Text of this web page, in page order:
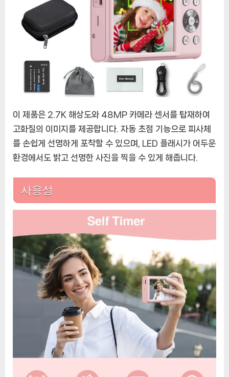
이 제품은 2.7K 해상도와 48MP 카메라 센서를 탑재하여
고화질의 이미지를 제공합니다. 자동 초점 기능으로 피사체
를 손쉽게 선명하게 포착할 수 있으며, LED 플래시가 어두운
환경에서도 밝고 선명한 사진을 찍을 수 있게 해줍니다.
사용성